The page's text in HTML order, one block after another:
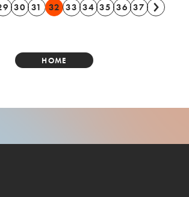
30 31 32 33 34 35 36 37
HOME